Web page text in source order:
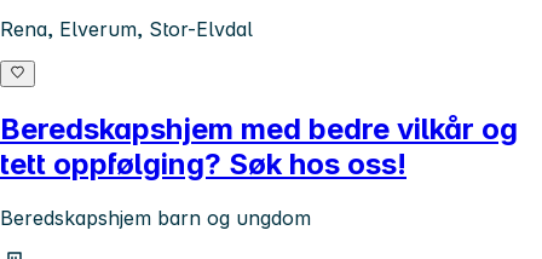
Rena, Elverum, Stor-Elvdal
Beredskapshjem med bedre vilkår og
tett oppfølging? Søk hos oss!
Beredskapshjem barn og ungdom